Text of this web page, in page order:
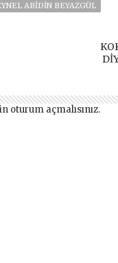
ABİDİN BEYAZGÜL
oturum açmalısınız.